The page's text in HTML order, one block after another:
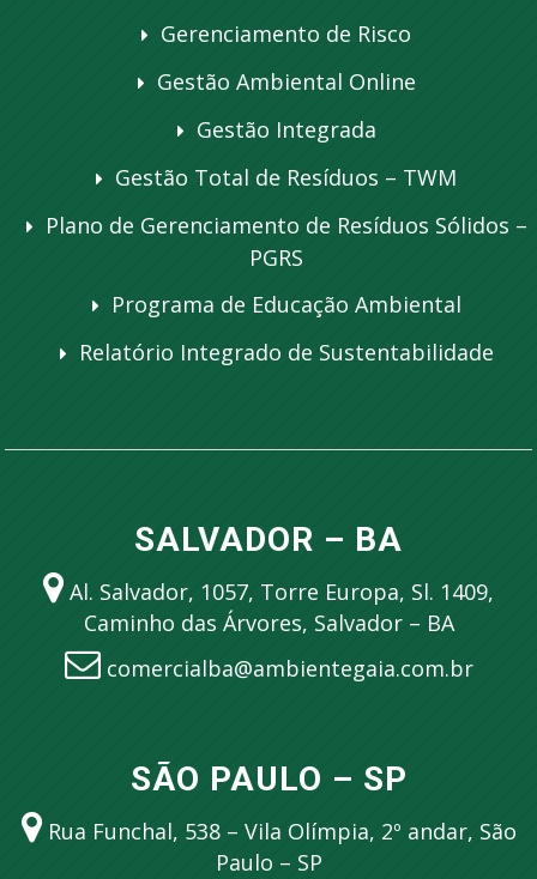
Gerenciamento de Risco
Gestão Ambiental Online
Gestão Integrada
Gestão Total de Resíduos – TWM
Plano de Gerenciamento de Resíduos Sólidos –
PGRS
Programa de Educação Ambiental
Relatório Integrado de Sustentabilidade
SALVADOR – BA
Al. Salvador, 1057, Torre Europa, Sl. 1409,
Caminho das Árvores, Salvador – BA
comercialba@ambientegaia.com.br
SÃO PAULO – SP
Rua Funchal, 538 – Vila Olímpia, 2º andar, São
Paulo – SP